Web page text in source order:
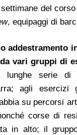
del
, equipaggi di
addestramento
vari gruppi di
lunghe serie di
agli esercizi
su percorsi
corse di
in alto; il